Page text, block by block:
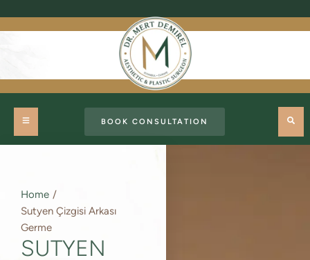
BOOK CONSULTATION
Home /
Sutyen Çizgisi Arkası
Germe
SUTYEN